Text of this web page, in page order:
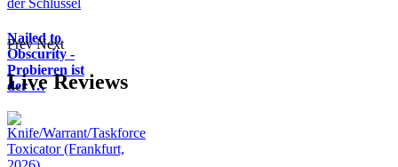
Nailed to
Obscurity -
Probieren ist
der …
Prev Next
Live Reviews